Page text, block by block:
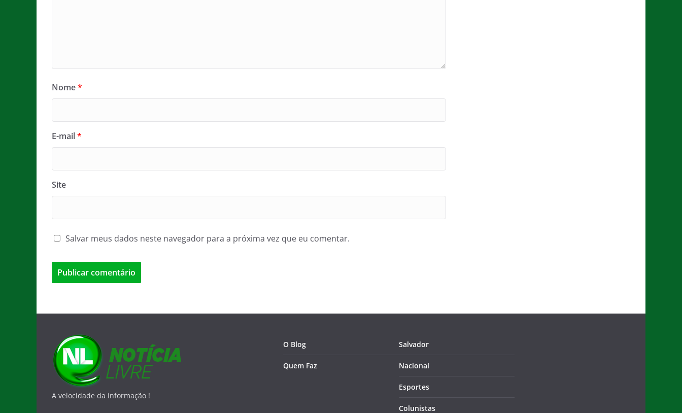
Nome*
E-mail*
Site
Salvar meus dados neste navegador para a próxima vez que eu comentar.
A velocidade da informação !
O Blog
Quem Faz
Salvador
Nacional
Esportes
Colunistas